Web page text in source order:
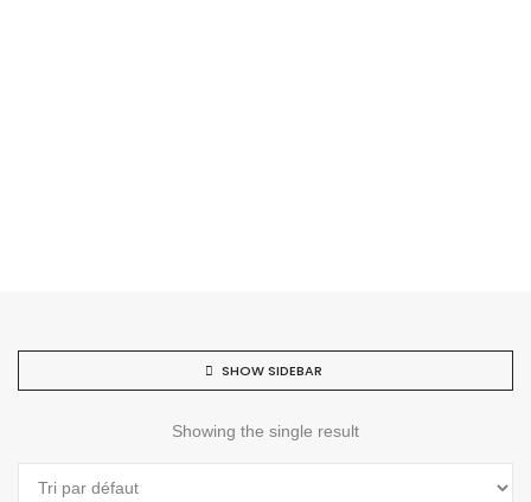
SHOW SIDEBAR
Showing the single result